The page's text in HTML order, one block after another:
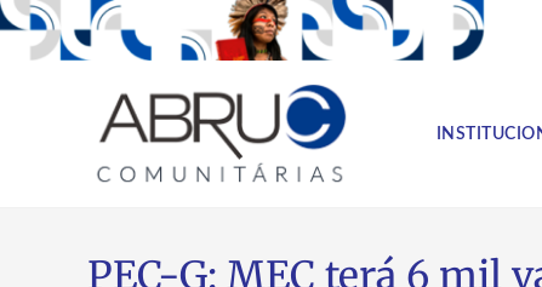
PEC-G: MEC terá 6 mil